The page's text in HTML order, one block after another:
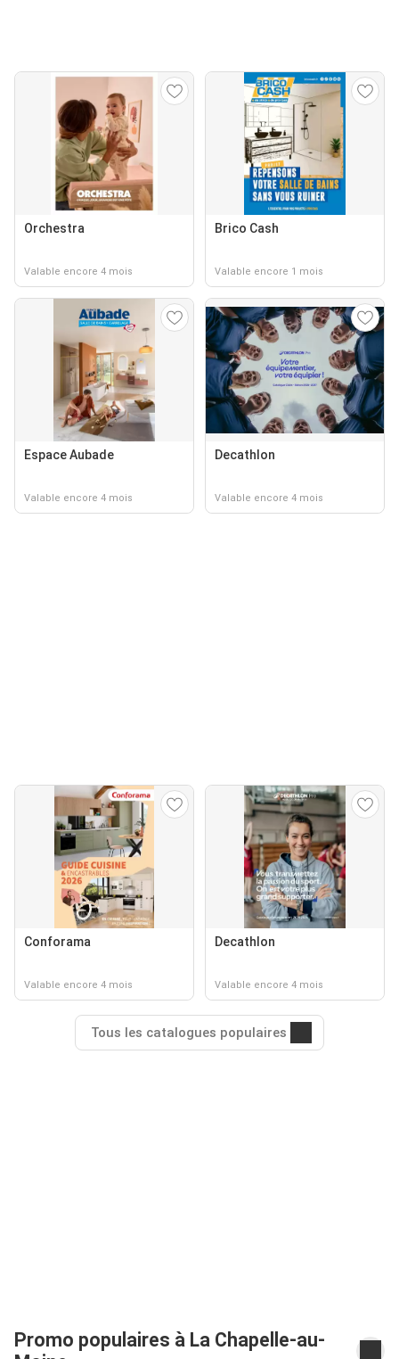
Orchestra
Valable encore 4 mois
Brico Cash
Valable encore 1 mois
Espace Aubade
Valable encore 4 mois
Decathlon
Valable encore 4 mois
Conforama
Valable encore 4 mois
Decathlon
Valable encore 4 mois
Tous les catalogues populaires
Promo populaires à La Chapelle-au-